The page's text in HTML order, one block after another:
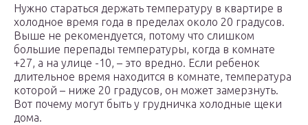
Нужно стараться держать температуру в квартире в
холодное время года в пределах около 20 градусов.
Выше не рекомендуется, потому что слишком
большие перепады температуры, когда в комнате
+27, а на улице -10, – это вредно. Если ребенок
длительное время находится в комнате, температура
которой – ниже 20 градусов, он может замерзнуть.
Вот почему могут быть у грудничка холодные щеки
дома.